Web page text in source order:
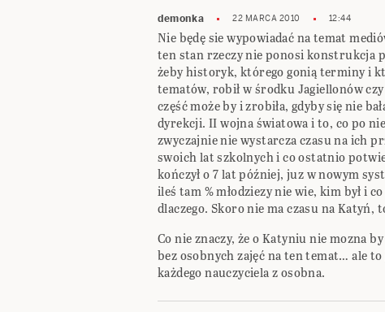
demonka 22 MARCA 2010 12:44
Nie będę sie wypowiadać na temat
ten stan rzeczy nie ponosi konstrukcja
żeby historyk, którego gonią terminy i
tematów, robił w środku Jagiellonów
część może by i zrobiła, gdyby się nie
dyrekcji. II wojna światowa i to, co po
zwyczajnie nie wystarcza czasu na ich
swoich lat szkolnych i co ostatnio
kończył o 7 lat później, juz w nowym
ileś tam % młodziezy nie wie, kim był i
dlaczego. Skoro nie ma czasu na Katyń,
Co nie znaczy, że o Katyniu nie mozna
bez osobnych zajęć na ten temat… ale
każdego nauczyciela z osobna.